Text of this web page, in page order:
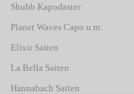
Shubb Kapodaster
Planet Waves Capo u.m.
Elixir Saiten
La Bella Saiten
Hannabach Saiten